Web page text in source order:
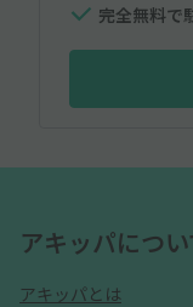
完全無料で
アキッパについ
アキッパとは